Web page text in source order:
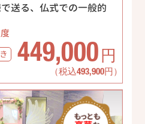
送る、仏式での一般的
449,000 円
（税込493,900円）